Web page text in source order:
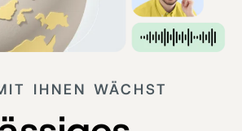
IHNEN WÄCHST